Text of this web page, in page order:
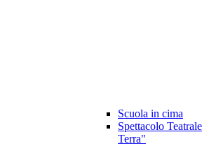
Scuola in cima
Spettacolo
Terra"